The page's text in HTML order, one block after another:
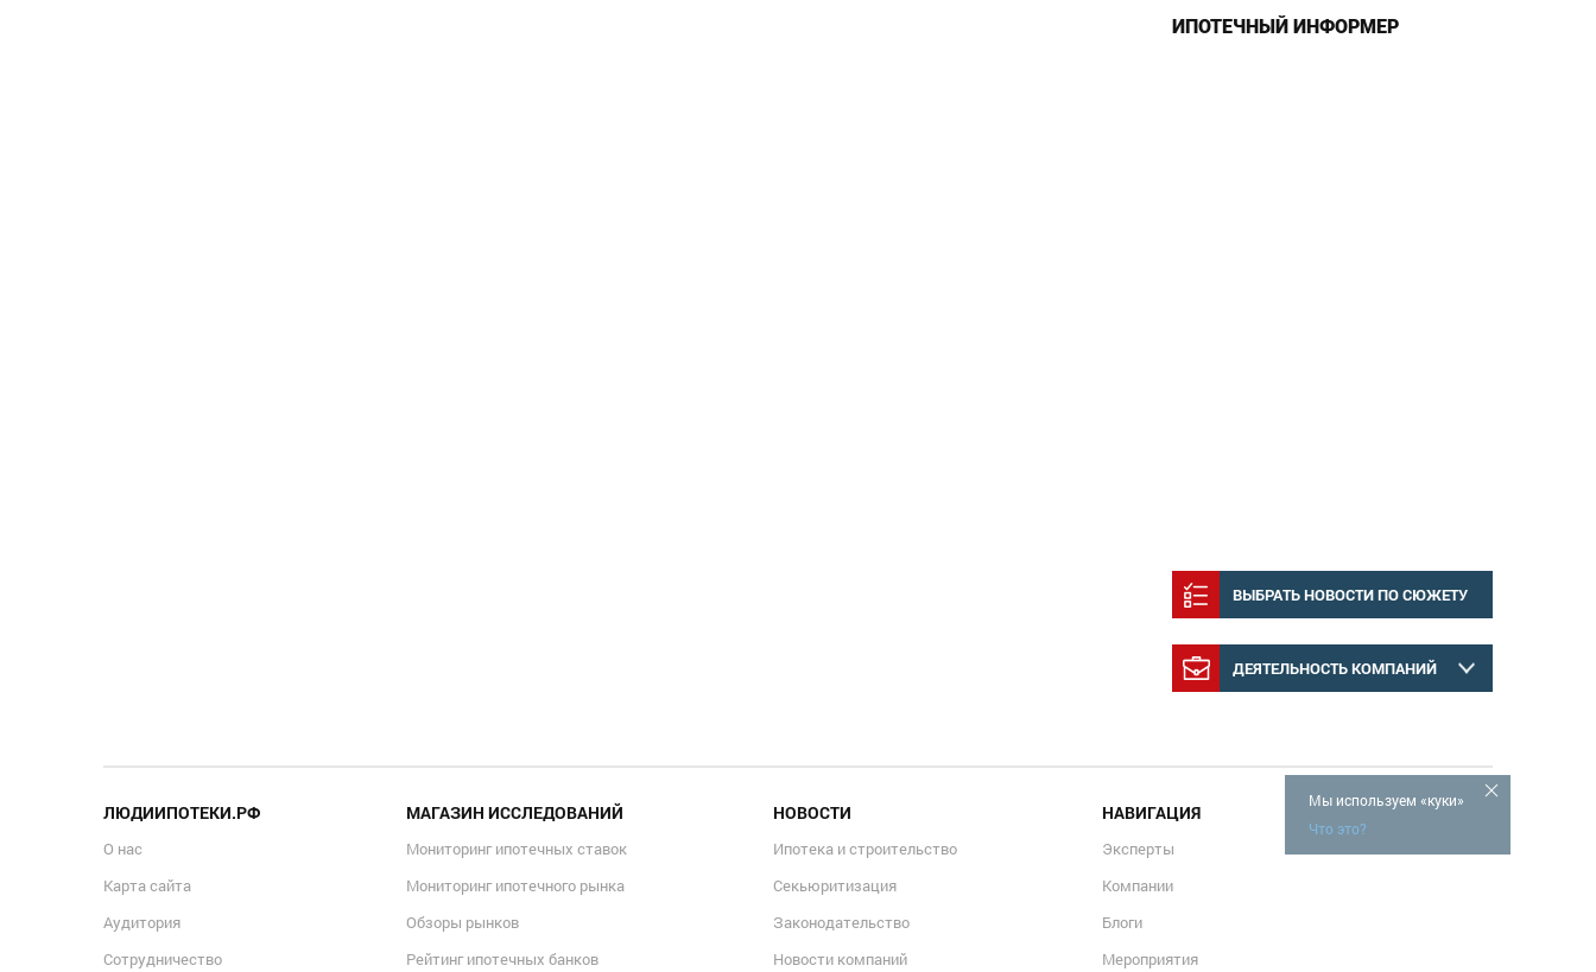
ИПОТЕЧНЫЙ ИНФОРМЕР
ВЫБРАТЬ НОВОСТИ ПО СЮЖЕТУ
ДЕЯТЕЛЬНОСТЬ КОМПАНИЙ
Мы используем «куки»
Что это?
ЛЮДИИПОТЕКИ.РФ
О нас
Карта сайта
Аудитория
Сотрудничество
МАГАЗИН ИССЛЕДОВАНИЙ
Мониторинг ипотечных ставок
Мониторинг ипотечного рынка
Обзоры рынков
Рейтинг ипотечных банков
НОВОСТИ
Ипотека и строительство
Секьюритизация
Законодательство
Новости компаний
НАВИГАЦИЯ
Эксперты
Компании
Блоги
Мероприятия